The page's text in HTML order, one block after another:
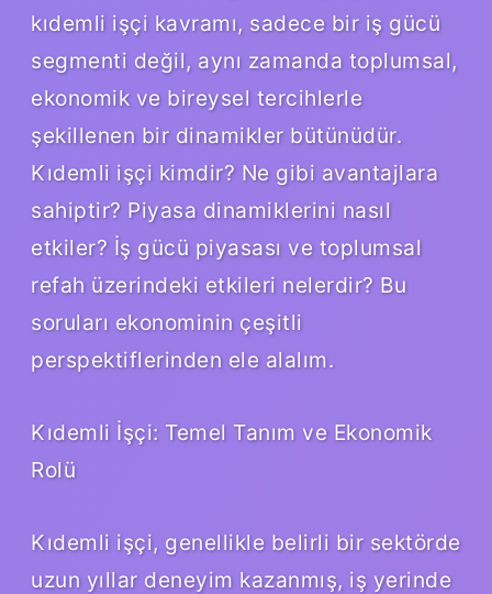
kıdemli işçi kavramı, sadece bir iş gücü
segmenti değil, aynı zamanda toplumsal,
ekonomik ve bireysel tercihlerle
şekillenen bir dinamikler bütünüdür.
Kıdemli işçi kimdir? Ne gibi avantajlara
sahiptir? Piyasa dinamiklerini nasıl
etkiler? İş gücü piyasası ve toplumsal
refah üzerindeki etkileri nelerdir? Bu
soruları ekonominin çeşitli
perspektiflerinden ele alalım.
Kıdemli İşçi: Temel Tanım ve Ekonomik
Rolü
Kıdemli işçi, genellikle belirli bir sektörde
uzun yıllar deneyim kazanmış, iş yerinde